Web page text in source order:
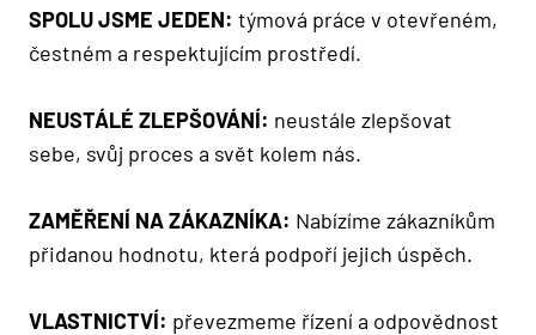
SPOLU JSME JEDEN: týmová práce v otevřeném,
čestném a respektujícím prostředí.
NEUSTÁLÉ ZLEPŠOVÁNÍ: neustále zlepšovat
sebe, svůj proces a svět kolem nás.
ZAMĚŘENÍ NA ZÁKAZNÍKA: Nabízíme zákazníkům
přidanou hodnotu, která podpoří jejich úspěch.
VLASTNICTVÍ: převezmeme řízení a odpovědnost